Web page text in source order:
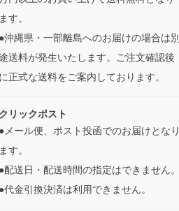
ます。
●沖縄県・一部離島へのお届けの場合は別
送料が発生いたします。ご注文確認後
に正式な送料をご案内しております。
クリックポスト
●メール便、ポスト投函でのお届けとなり
ます。
●配送日・配送時間の指定はできません。
●代金引換決済は利用できません。